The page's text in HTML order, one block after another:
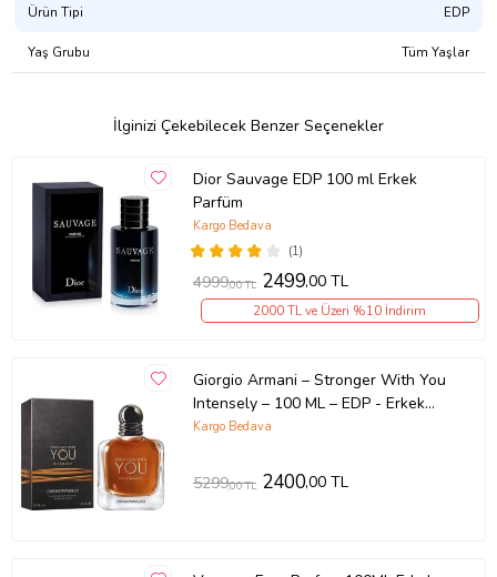
Ürün Tipi EDP
Yaş Grubu Tüm Yaşlar
İlginizi Çekebilecek Benzer Seçenekler
Dior Sauvage EDP 100 ml Erkek
Parfüm
(1)
Kargo Bedava
4999,00 TL 2499,00 TL
2000 TL ve Üzeri %10 İndirim
Giorgio Armani – Stronger With You
Intensely – 100 ML – EDP - Erkek
parfümü
Kargo Bedava
5299,00 TL 2400,00 TL